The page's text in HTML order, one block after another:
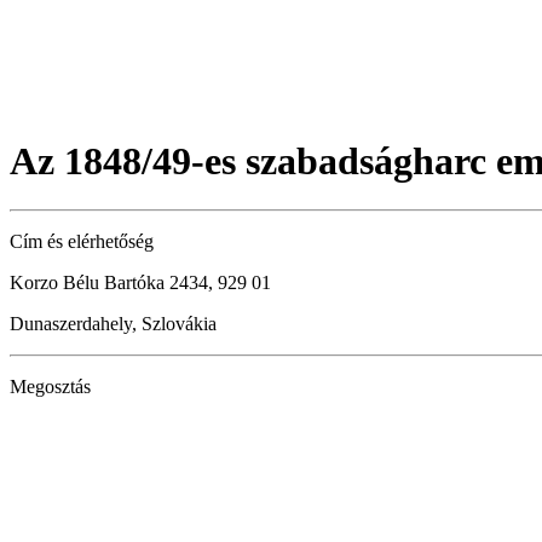
Az 1848/49-es szabadságharc
Cím és elérhetőség
Korzo Bélu Bartóka 2434, 929 01
Dunaszerdahely, Szlovákia
Megosztás